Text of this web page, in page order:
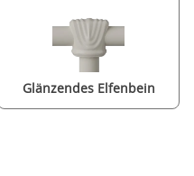
Glänzendes Elfenbein